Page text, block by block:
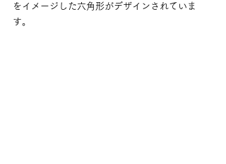
をイメージした六角形がデザインされていま
す。